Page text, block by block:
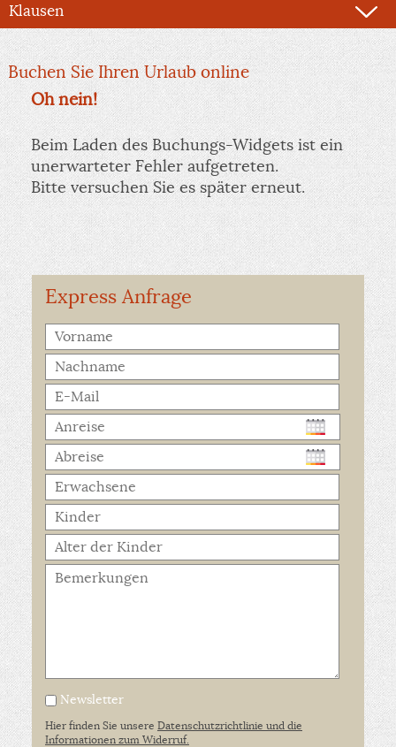
Klausen
Buchen Sie Ihren Urlaub online
Oh nein!
Beim Laden des Buchungs-Widgets ist ein
unerwarteter Fehler aufgetreten.
Bitte versuchen Sie es später erneut.
Express Anfrage
Newsletter
Hier finden Sie unsere Datenschutzrichtlinie und die
Informationen zum Widerruf.